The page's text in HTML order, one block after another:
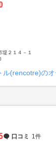
堤２１４－１
ル(rencotre)の
口コミ 1件